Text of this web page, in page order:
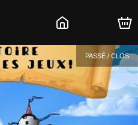
PASSÉ / CLOS